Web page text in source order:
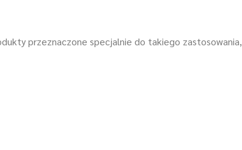
przeznaczone specjalnie do takiego zastosowania,